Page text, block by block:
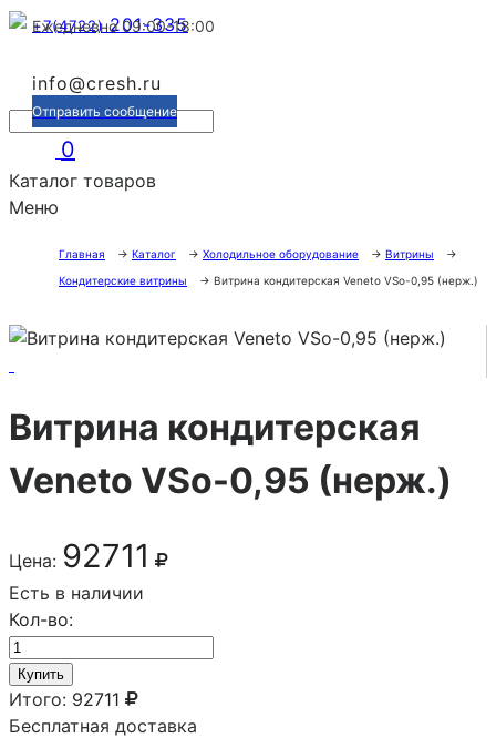
+7(4722)201-335
Ежедневно 09:00-18:00
info@cresh.ru
Отправить сообщение
0
Каталог товаров
Меню
Главная → Каталог → Холодильное оборудование → Витрины
→
Кондитерские витрины
→ Витрина кондитерская Veneto VSo-0,95 (нерж.)
Витрина кондитерская
Veneto VSo-0,95 (нерж.)
Цена: 92711
Есть в наличии
Кол-во:
Купить
Итого: 92711
Бесплатная доставка